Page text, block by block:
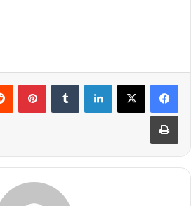
لینکدین ‫تامبلر
چاپ